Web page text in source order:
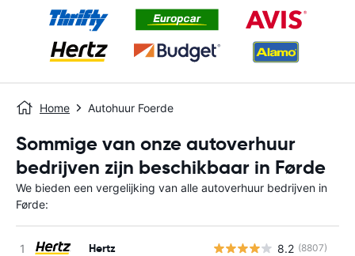
Home Autohuur Foerde
Sommige van onze autoverhuur
bedrijven zijn beschikbaar in Førde
We bieden een vergelijking van alle autoverhuur bedrijven in
Førde:
Hertz 8.2 (8807)